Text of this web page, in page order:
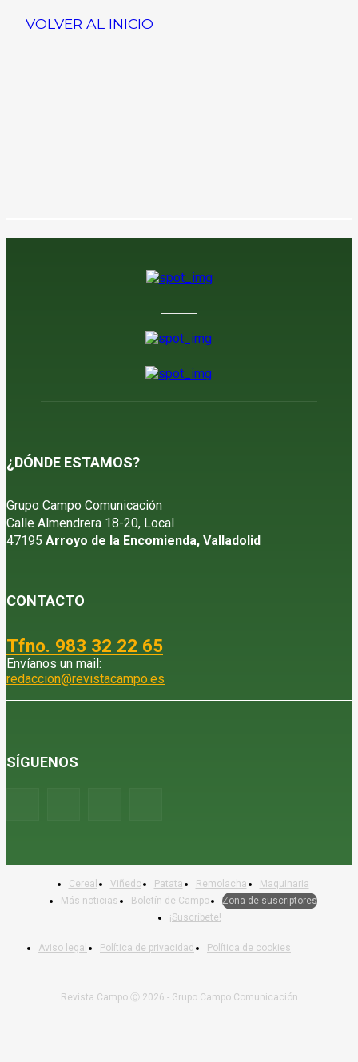
VOLVER AL INICIO
¿DÓNDE ESTAMOS?
Grupo Campo Comunicación
Calle Almendrera 18-20, Local
47195 Arroyo de la Encomienda, Valladolid
CONTACTO
Tfno. 983 32 22 65
Envíanos un mail:
redaccion@revistacampo.es
SÍGUENOS
Aviso legal Política de privacidad Política de cookies
Cereal Viñedo Patata Remolacha
Maquinaria
Más noticias
Boletín de Campo
Zona de suscriptores
¡Suscríbete!
Revista Campo Ⓒ 2026 - Grupo Campo Comunicación